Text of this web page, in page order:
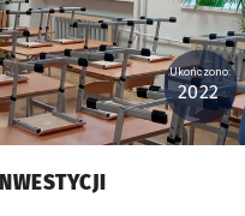
Ukończono:
2022